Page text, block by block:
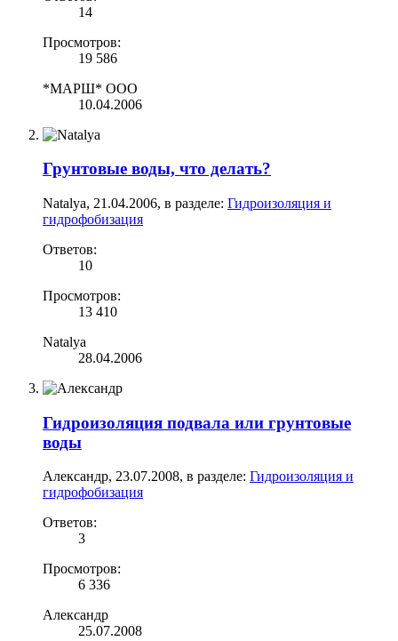
14
Просмотров:
19 586
*МАРШ* ООО
10.04.2006
Грунтовые воды, что делать?
Natalya, 21.04.2006, в разделе: Гидроизоляция и
гидрофобизация
Ответов:
10
Просмотров:
13 410
Natalya
28.04.2006
Гидроизоляция подвала или грунтовые
воды
Александр, 23.07.2008, в разделе: Гидроизоляция и
гидрофобизация
Ответов:
3
Просмотров:
6 336
Александр
25.07.2008